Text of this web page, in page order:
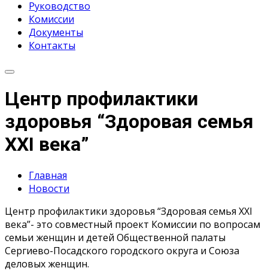
Руководство
Комиссии
Документы
Контакты
Центр профилактики
здоровья “Здоровая семья
XXI века”
Главная
Новости
Центр профилактики здоровья “Здоровая семья XXI
века”- это совместный проект Комиссии по вопросам
семьи женщин и детей Общественной палаты
Сергиево-Посадского городского округа и Союза
деловых женщин.